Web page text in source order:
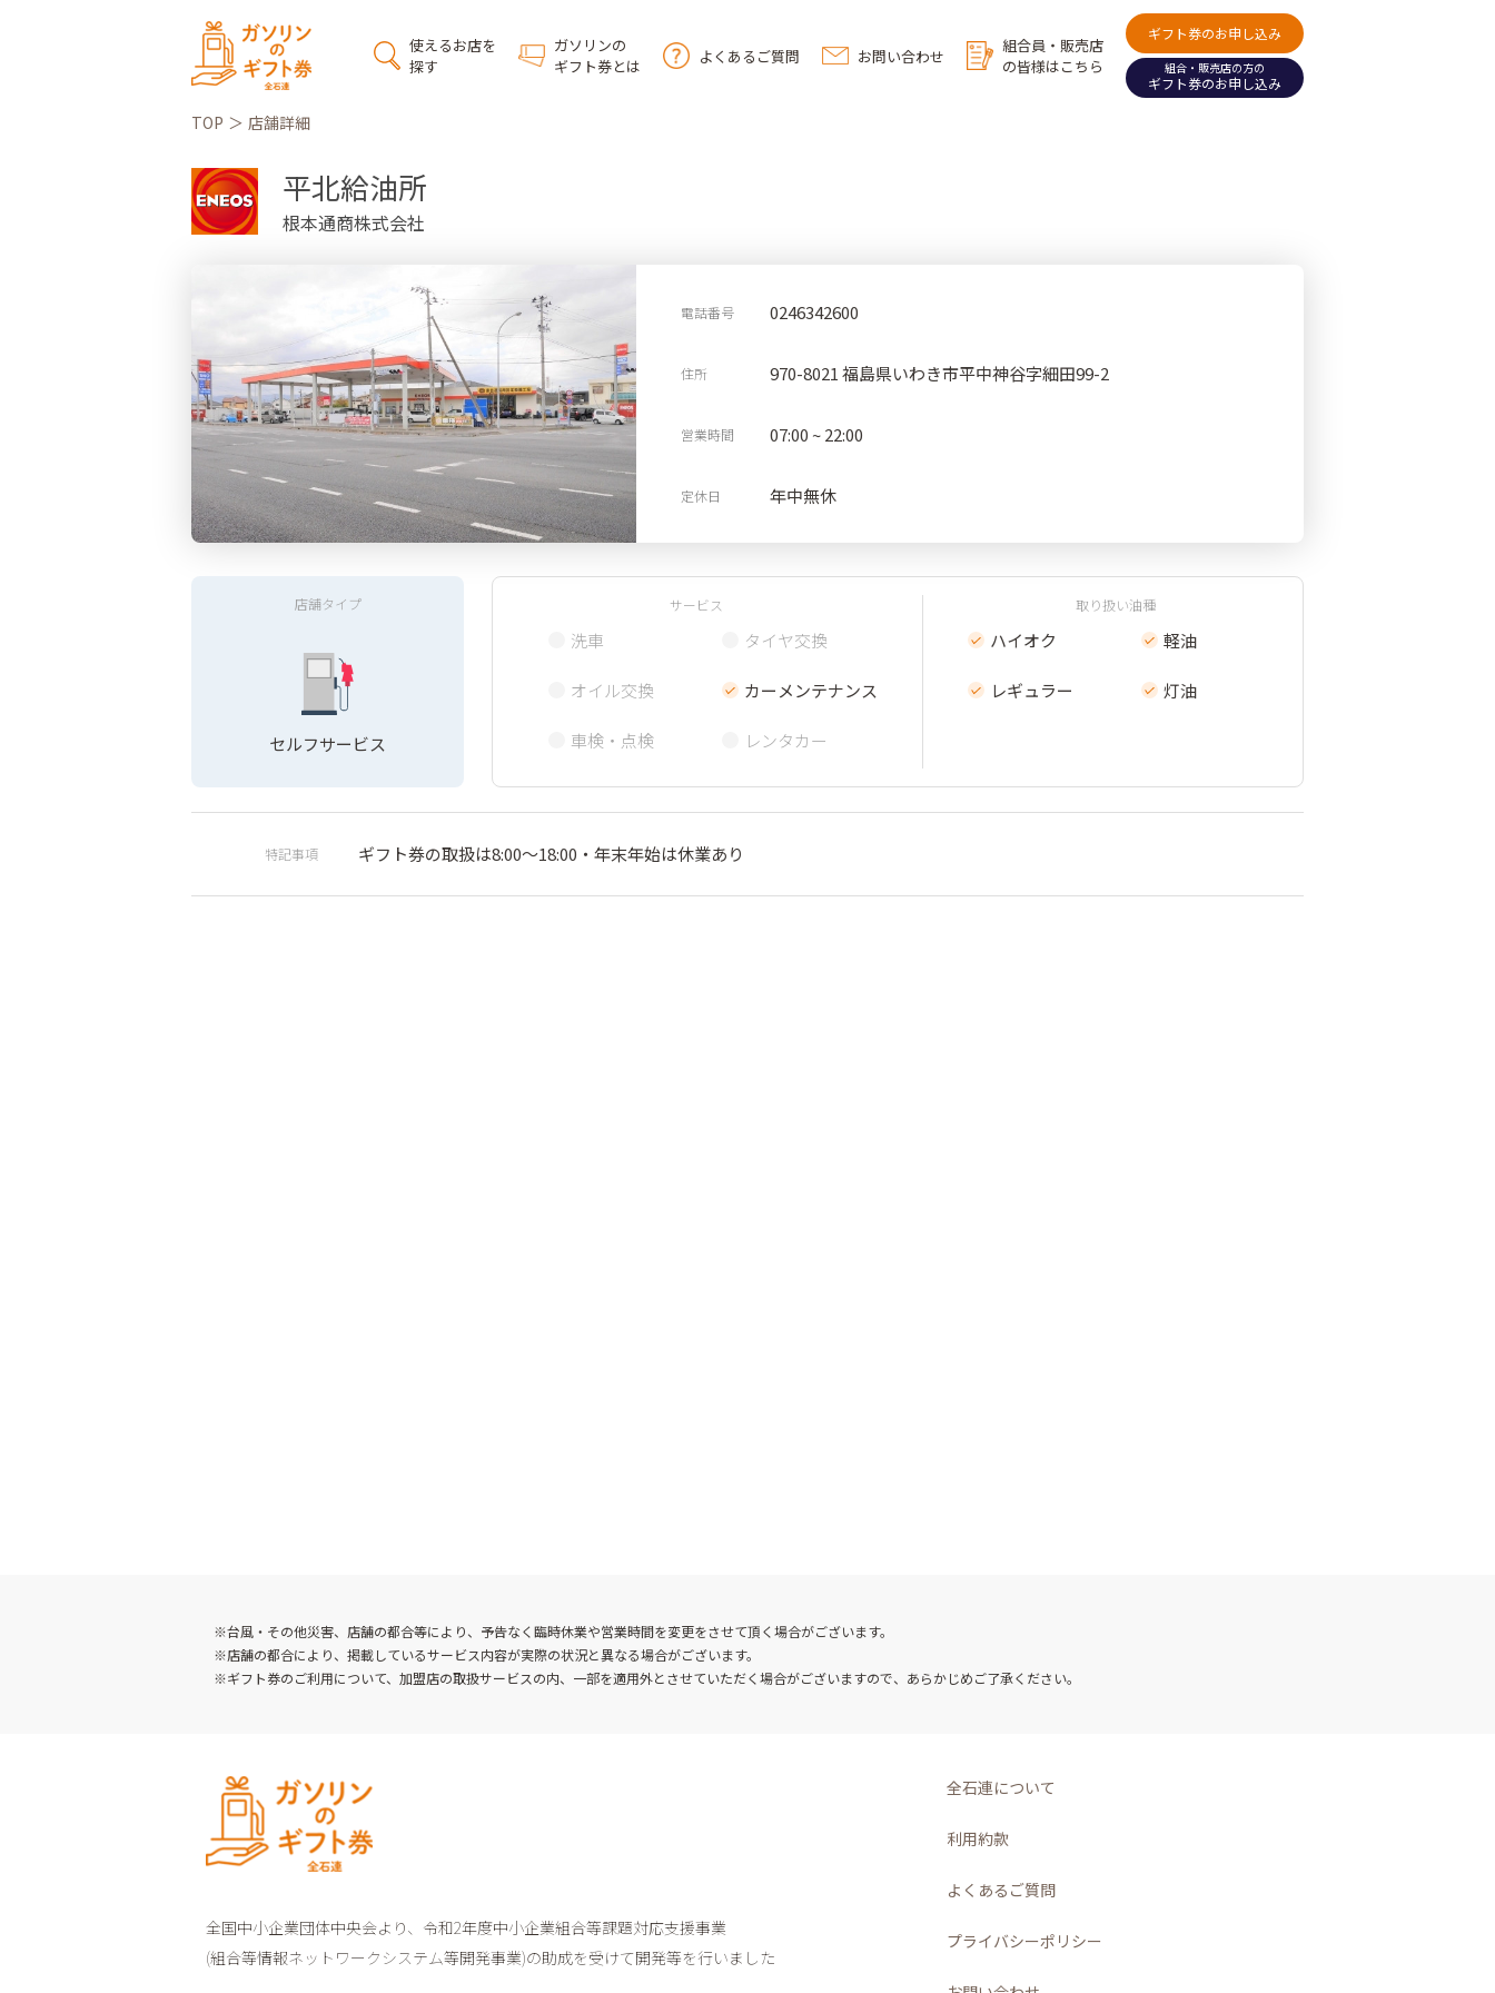
使えるお店を
探す
ガソリンの
ギフト券とは
よくあるご質問 お問い合わせ
組合員・販売店
の皆様はこちら
ギフト券のお申し込み
組合・販売店の方の
ギフト券のお申し込み
TOP 店舗詳細
平北給油所
根本通商株式会社
電話番号 0246342600
住所 970-8021 福島県いわき市平中神谷字細田99-2
営業時間 07:00 ~ 22:00
定休日 年中無休
店舗タイプ
セルフサービス
サービス
洗車
オイル交換
車検・点検
タイヤ交換
カーメンテナンス
レンタカー
取り扱い油種
ハイオク
レギュラー
軽油
灯油
特記事項 ギフト券の取扱は8:00～18:00・年末年始は休業あり
※台風・その他災害、店舗の都合等により、予告なく臨時休業や営業時間を変更をさせて頂く場合がございます。
※店舗の都合により、掲載しているサービス内容が実際の状況と異なる場合がございます。
※ギフト券のご利用について、加盟店の取扱サービスの内、一部を適用外とさせていただく場合がございますので、あらかじめご了承ください。
全国中小企業団体中央会より、 令和2年度中小企業組合等課題対応支援事業
(組合等情報ネットワークシステム等開発事業)の助成を受けて開発等を行いました
全石連について
利用約款
よくあるご質問
プライバシーポリシー